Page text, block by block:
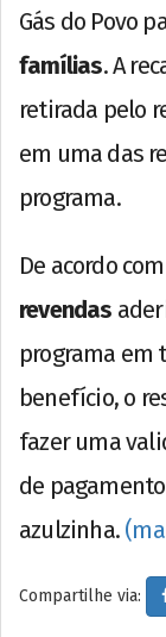
Gás do Povo
famílias. A
retirada pelo
em uma das
programa.
De acordo
revendas
programa em
benefício, o
fazer uma
de
azulzinha.
Compartilhe via: